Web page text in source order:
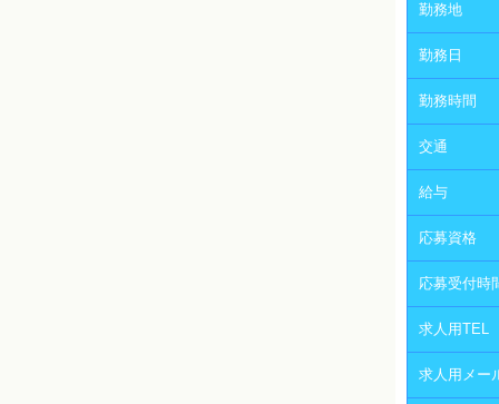
勤務地
勤務日
勤務時間
交通
給与
応募資格
応募受付時
求人用TEL
求人用メー